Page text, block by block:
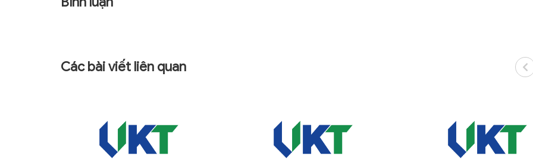
Các bài viết liên quan